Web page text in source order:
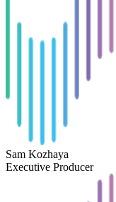
Sam Kozhaya
Executive Producer